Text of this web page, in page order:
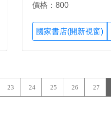
價格：800
國家書店(開新視窗)
23 24 25 26 27